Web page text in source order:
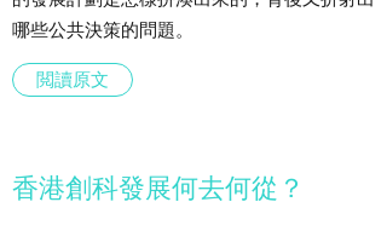
哪些公共決策的問題。
閲讀原文
香港創科發展何去何從？​